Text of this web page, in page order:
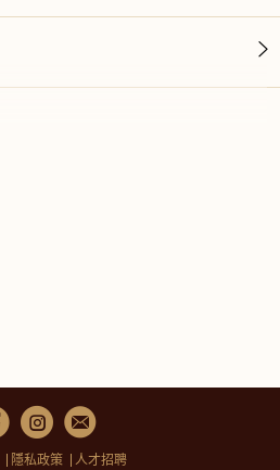
隱私政策 人才招聘